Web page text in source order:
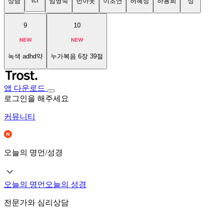
9
녹색 adhd약
10
누가복음 6장 39절
앱 다운로드
로그인을 해주세요
커뮤니티
오늘의 명언/성경
오늘의 명언 오늘의 성경
전문가와 심리상담